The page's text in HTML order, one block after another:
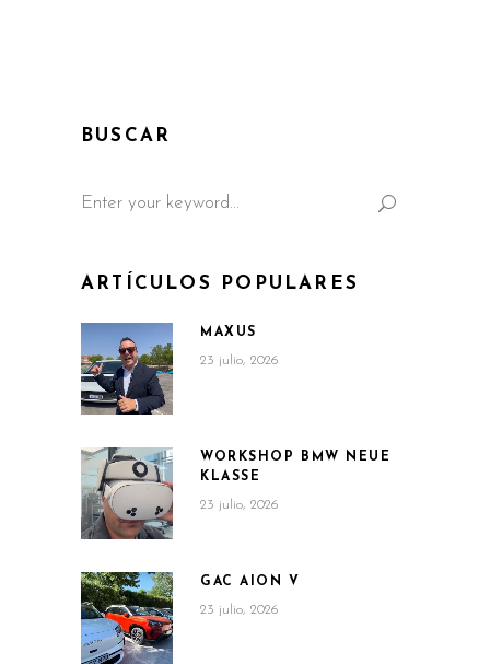
BUSCAR
for:
ARTÍCULOS POPULARES
MAXUS
23 julio, 2026
WORKSHOP BMW NEUE
KLASSE
23 julio, 2026
GAC AION V
23 julio, 2026